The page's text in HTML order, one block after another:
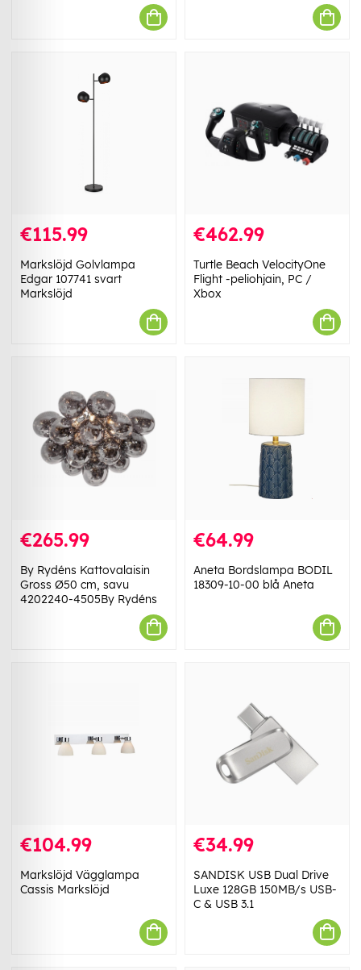
€115.99
Markslöjd Golvlampa
Edgar 107741 svart
Markslöjd
€462.99
Turtle Beach VelocityOne
Flight -peliohjain, PC /
Xbox
€265.99
By Rydéns Kattovalaisin
Gross Ø50 cm, savu
4202240-4505By Rydéns
€64.99
Aneta Bordslampa BODIL
18309-10-00 blå Aneta
€104.99
Markslöjd Vägglampa
Cassis Markslöjd
€34.99
SANDISK USB Dual Drive
Luxe 128GB 150MB/s USB-
C & USB 3.1